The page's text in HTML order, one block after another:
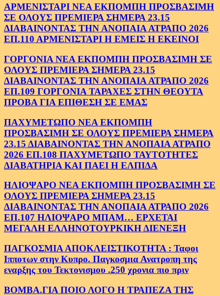
ΑΡΜΕΝΙΣΤΑΡΙ ΝΕΑ ΕΚΠΟΜΠΗ ΠΡΟΣΒΑΣΙΜΗ
ΣΕ ΟΛΟΥΣ ΠΡΕΜΙΕΡΑ ΣΗΜΕΡΑ 23.15
ΔΙΑΒΑΙΝΟΝΤΑΣ ΤΗΝ ΑΝΟΠΑΙΑ ΑΤΡΑΠΟ 2026
ΕΠ.110 ΑΡΜΕΝΙΣΤΑΡΙ Η ΕΜΕΙΣ Η ΕΚΕΙΝΟΙ
ΓΟΡΓΟΝΙΑ ΝΕΑ ΕΚΠΟΜΠΗ ΠΡΟΣΒΑΣΙΜΗ ΣΕ
ΟΛΟΥΣ ΠΡΕΜΙΕΡΑ ΣΗΜΕΡΑ 23.15
ΔΙΑΒΑΙΝΟΝΤΑΣ ΤΗΝ ΑΝΟΠΑΙΑ ΑΤΡΑΠΟ 2026
ΕΠ.109 ΓΟΡΓΟΝΙΑ ΤΑΡΑΧΕΣ ΣΤΗΝ ΘΕΟΥΤΑ
ΠΡΟΒΑ ΓΙΑ ΕΠΙΘΕΣΗ ΣΕ ΕΜΑΣ
ΠΑΧΥΜΕΤΩΠΟ ΝΕΑ ΕΚΠΟΜΠΗ
ΠΡΟΣΒΑΣΙΜΗ ΣΕ ΟΛΟΥΣ ΠΡΕΜΙΕΡΑ ΣΗΜΕΡΑ
23.15 ΔΙΑΒΑΙΝΟΝΤΑΣ ΤΗΝ ΑΝΟΠΑΙΑ ΑΤΡΑΠΟ
2026 ΕΠ.108 ΠΑΧΥΜΕΤΩΠΟ ΤΑΥΤΟΤΗΤΕΣ
ΔΙΑΒΑΤΗΡΙΑ ΚΑΙ ΠΑΕΙ Η ΕΛΠΙΔΑ
ΗΛΙΟΨΑΡΟ ΝΕΑ ΕΚΠΟΜΠΗ ΠΡΟΣΒΑΣΙΜΗ ΣΕ
ΟΛΟΥΣ ΠΡΕΜΙΕΡΑ ΣΗΜΕΡΑ 23.15
ΔΙΑΒΑΙΝΟΝΤΑΣ ΤΗΝ ΑΝΟΠΑΙΑ ΑΤΡΑΠΟ 2026
ΕΠ.107 ΗΛΙΟΨΑΡΟ ΜΠΑΜ… ΕΡΧΕΤΑΙ
ΜΕΓΑΛΗ ΕΛΛΗΝΟΤΟΥΡΚΙΚΗ ΔΙΕΝΕΞΗ
ΠΑΓΚΟΣΜΙΑ ΑΠΟΚΛΕΙΣΤΙΚΟΤΗΤΑ : Ταφοι
Ιπποτων στην Κυπρο. Παγκοσμια Ανατροπη της
εναρξης του Τεκτονισμου .250 χρονια πιο πριν
ΒΟΜΒΑ.ΓΙΑ ΠΟΙΟ ΛΟΓΟ Η ΤΡΑΠΕΖΑ ΤΗΣ